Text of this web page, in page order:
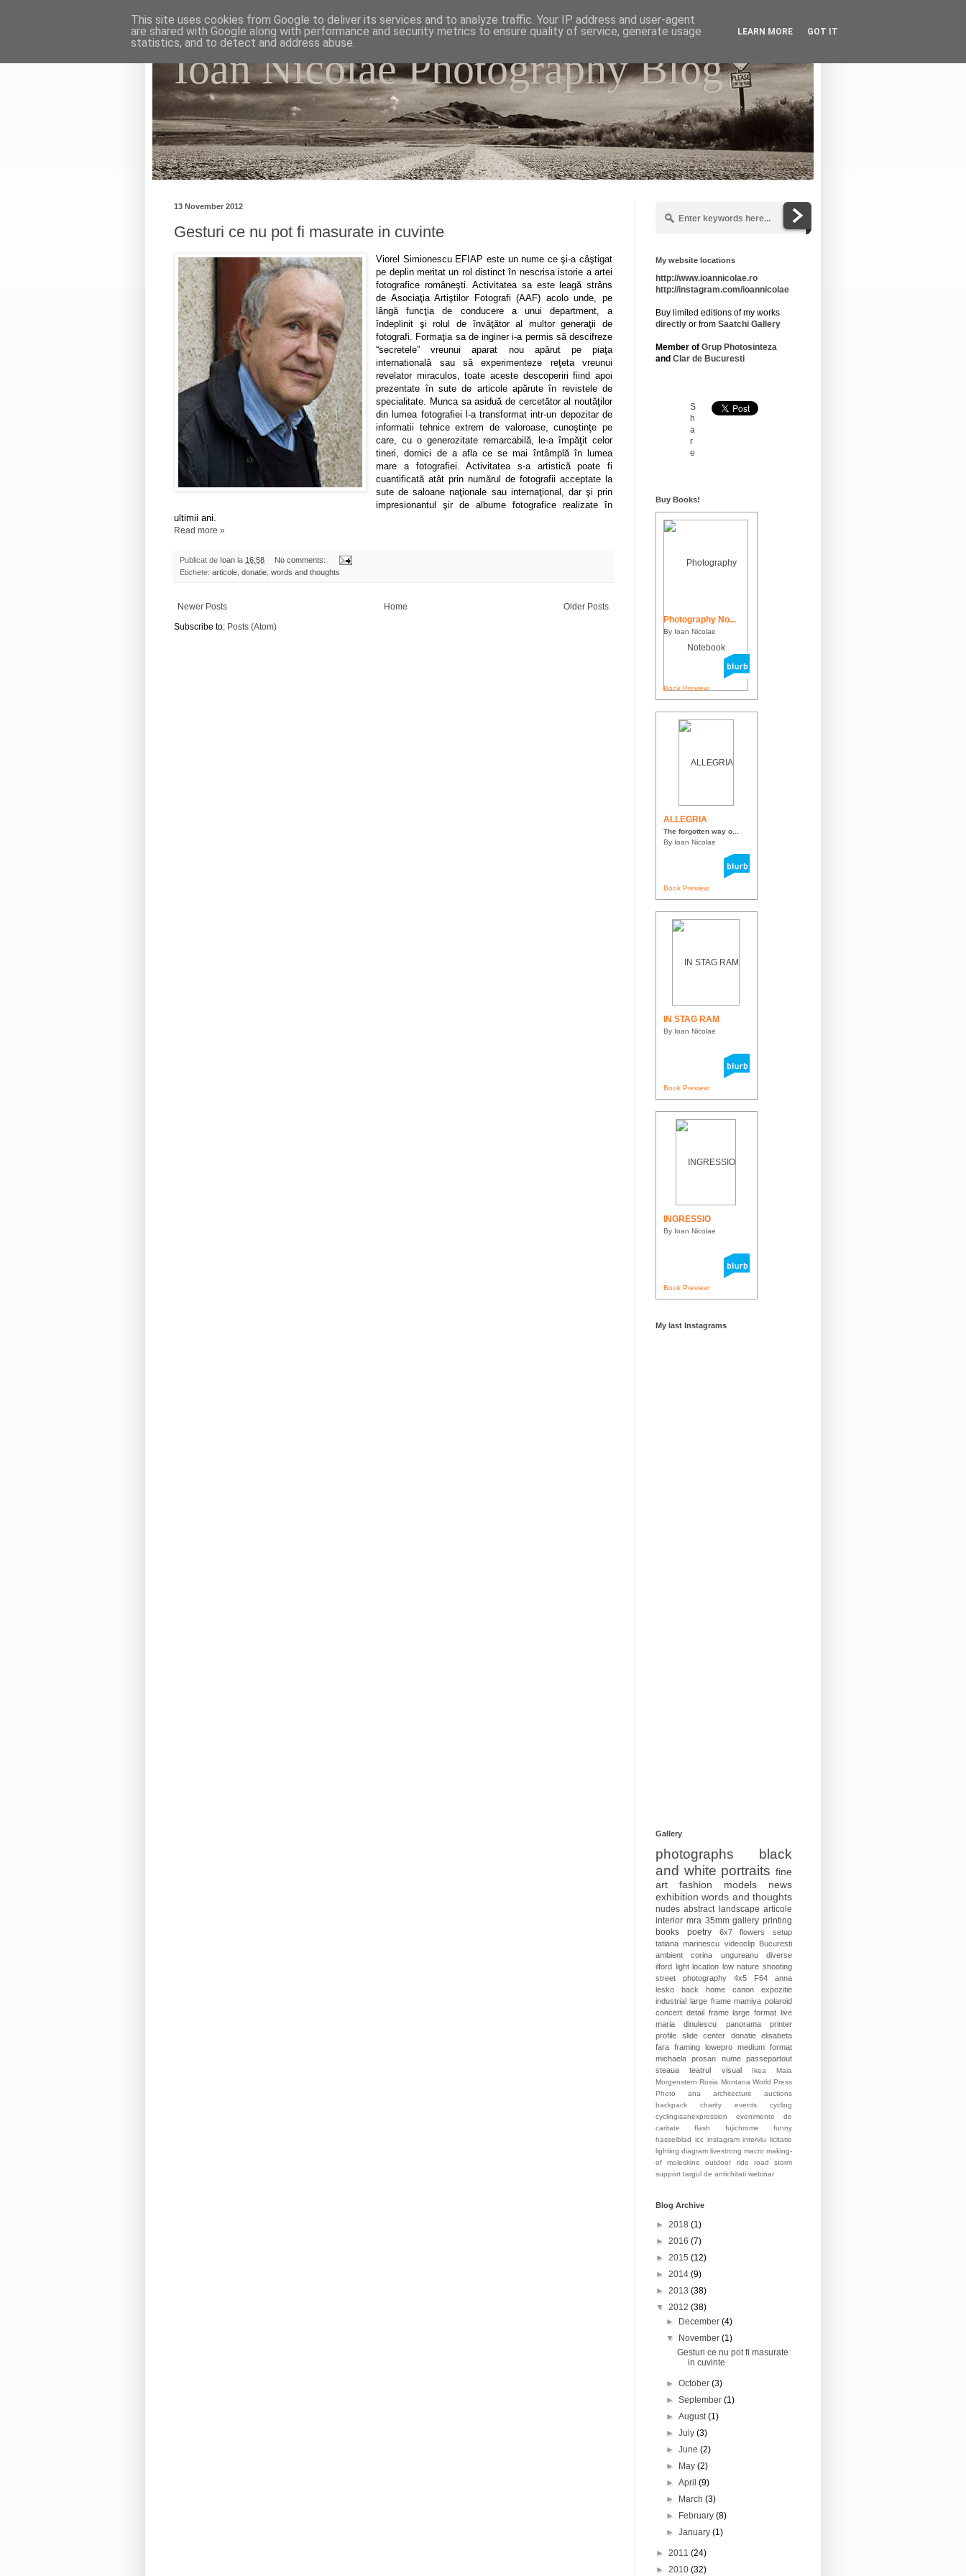
Ioan Nicolae Photography Blog
My photographic vision. The world as I have seen it through my camera lens.
13 November 2012
Gesturi ce nu pot fi masurate in cuvinte
Viorel Simionescu EFIAP este un nume ce şi-a câştigat
pe deplin meritat un rol distinct în nescrisa istorie a artei
fotografice româneşti. Activitatea sa este leagă strâns
de Asociaţia Artiştilor Fotografi (AAF) acolo unde, pe
lângă funcţia de conducere a unui department, a
îndeplinit şi rolul de învăţător al multor generaţii de
fotografi. Formaţia sa de inginer i-a permis să descifreze
“secretele” vreunui aparat nou apărut pe piaţa
internatională sau să experimenteze reţeta vreunui
revelator miraculos, toate aceste descoperiri fiind apoi
prezentate în sute de articole apărute în revistele de
specialitate. Munca sa asiduă de cercetător al noutăţilor
din lumea fotografiei l-a transformat intr-un depozitar de
informatii tehnice extrem de valoroase, cunoştinţe pe
care, cu o generozitate remarcabilă, le-a împăţit celor
tineri, dornici de a afla ce se mai întâmplă în lumea
mare a fotografiei. Activitatea s-a artistică poate fi
cuantificată atât prin numărul de fotografii acceptate la
sute de saloane naţionale sau internaţional, dar şi prin
impresionantul şir de albume fotografice realizate în
ultimii ani.
Read more »
Publicat de Ioan la 16:58
No comments:
Etichete: articole donatie words and thoughts
Newer Posts Older Posts
Home
Subscribe to: Posts (Atom)
My website locations
http://www.ioannicolae.ro
http://instagram.com/ioannicolae
Buy limited editions of my works
directly or from Saatchi Gallery
Member of Grup Photosinteza
and Clar de Bucuresti
S
h
a
r
e
Buy Books!
Photography No...
By Ioan Nicolae
Book Preview
ALLEGRIA
The forgotten way o...
By Ioan Nicolae
Book Preview
IN STAG RAM
By Ioan Nicolae
Book Preview
INGRESSIO
By Ioan Nicolae
Book Preview
My last Instagrams
Gallery
photographs
black
and white portraits fine
art
fashion models
news
exhibition words and thoughts
nudes abstract landscape articole
interior mra 35mm gallery printing
books
poetry 6x7 flowers
setup
tatiana marinescu videoclip
Bucuresti
ambient
corina ungureanu
diverse
ilford light location low nature shooting
street photography
4x5 F64
anna
lesko
back home canon
expozitie
industrial large frame mamiya polaroid
concert detail frame large format live
maria dinulescu
panorama
printer
profile
slide center donatie
elisabeta
fara framing lowepro medium format
michaela prosan
nume
passepartout
steaua
teatrul visual Ikea
Maia
Morgenstern Rosia Montana World Press
Photo
ana architecture
auctions
backpack
charity events
cycling
cyclingisanexpression
evenimente de
caritate
flash fujichrome
funny
hasselblad icc instagram interviu licitatie
lighting diagram livestrong macro making-
of
moleskine outdoor ride road
storm
support targul de antichitati webinar
Blog Archive
► 2018 (1)
► 2016 (7)
► 2015 (12)
► 2014 (9)
► 2013 (38)
▼ 2012 (38)
►
December(4)
▼
November(1)
Gesturi ce nu pot fi masurate
in cuvinte
►October(3)
►September(1)
►August(1)
►July(3)
►June(2)
►
May(2)
►April(9)
►
March(3)
►
February(8)
►January(1)
► 2011 (24)
► 2010 (32)
This site uses cookies from Google to deliver its services and to analyze traffic. Your IP address and user-agent
are shared with Google along with performance and security metrics to ensure quality of service, generate usage
statistics, and to detect and address abuse.
LEARN MORE GOT IT